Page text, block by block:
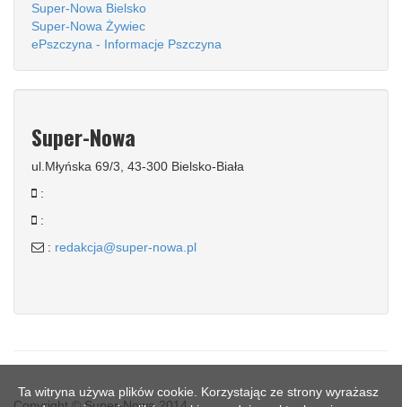
Super-Nowa Bielsko
Super-Nowa Żywiec
ePszczyna - Informacje Pszczyna
Super-Nowa
ul.Młyńska 69/3, 43-300 Bielsko-Biała
:
:
: redakcja@super-nowa.pl
Ta witryna używa plików cookie. Korzystając ze strony wyrażasz